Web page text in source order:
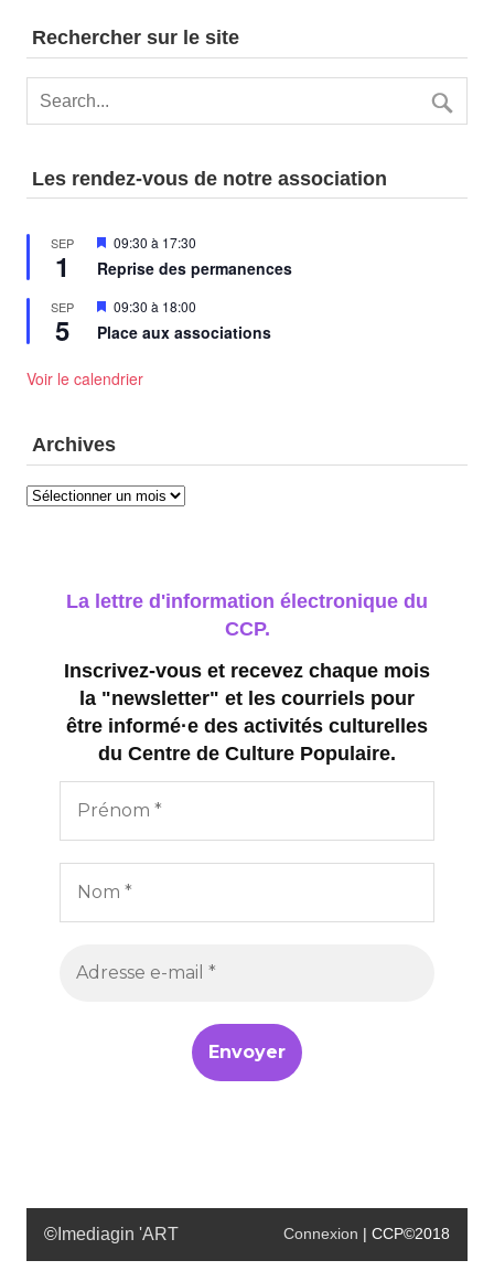
Rechercher sur le site
Les rendez-vous de notre association
SEP
1
Mis
avant
09:30 à 17:30
Reprise des permanences
SEP
5
Mis
avant
09:30 à 18:00
Place aux associations
Voir le calendrier
Archives
Archives
La lettre d'information électronique du
CCP.
Inscrivez-vous et recevez chaque mois
la "newsletter" et les courriels pour
être informé·e des activités culturelles
du Centre de Culture Populaire.
© Imediagin 'ART Connexion | CCP©2018